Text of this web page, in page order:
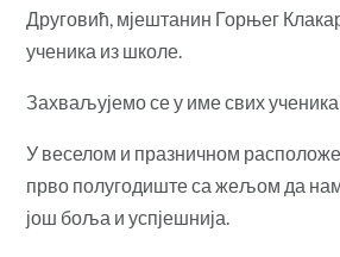
Друговић, мјештанин Горњег
ученика из школе.
Захваљујемо се у име свих
У веселом и празничном
прво полугодиште са жељом да
још боља и успјешнија.